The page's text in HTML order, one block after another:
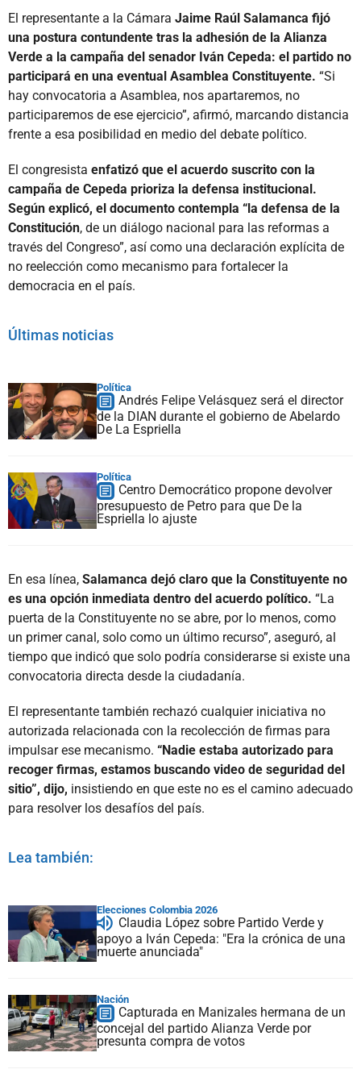
El representante a la Cámara Jaime Raúl Salamanca fijó
una postura contundente tras la adhesión de la Alianza
Verde a la campaña del senador Iván Cepeda: el partido no
participará en una eventual Asamblea Constituyente. “Si
hay convocatoria a Asamblea, nos apartaremos, no
participaremos de ese ejercicio”, afirmó, marcando distancia
frente a esa posibilidad en medio del debate político.
El congresista enfatizó que el acuerdo suscrito con la
campaña de Cepeda prioriza la defensa institucional.
Según explicó, el documento contempla “la defensa de la
Constitución, de un diálogo nacional para las reformas a
través del Congreso”, así como una declaración explícita de
no reelección como mecanismo para fortalecer la
democracia en el país.
Últimas noticias
Política
Andrés Felipe Velásquez será el director
de la DIAN durante el gobierno de Abelardo
De La Espriella
Política
Centro Democrático propone devolver
presupuesto de Petro para que De la
Espriella lo ajuste
En esa línea, Salamanca dejó claro que la Constituyente no
es una opción inmediata dentro del acuerdo político. “La
puerta de la Constituyente no se abre, por lo menos, como
un primer canal, solo como un último recurso”, aseguró, al
tiempo que indicó que solo podría considerarse si existe una
convocatoria directa desde la ciudadanía.
El representante también rechazó cualquier iniciativa no
autorizada relacionada con la recolección de firmas para
impulsar ese mecanismo. “Nadie estaba autorizado para
recoger firmas, estamos buscando video de seguridad del
sitio”, dijo, insistiendo en que este no es el camino adecuado
para resolver los desafíos del país.
Lea también:
Elecciones Colombia 2026
Claudia López sobre Partido Verde y
apoyo a Iván Cepeda: "Era la crónica de una
muerte anunciada"
Nación
Capturada en Manizales hermana de un
concejal del partido Alianza Verde por
presunta compra de votos